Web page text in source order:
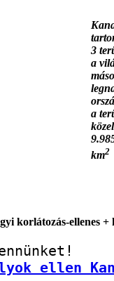
3
a
a
közel
km2
korlátozás-ellenes
ellen